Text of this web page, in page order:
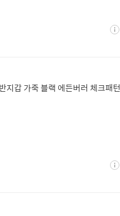
상
갑 가죽 블랙 에든버러 체크패턴
상